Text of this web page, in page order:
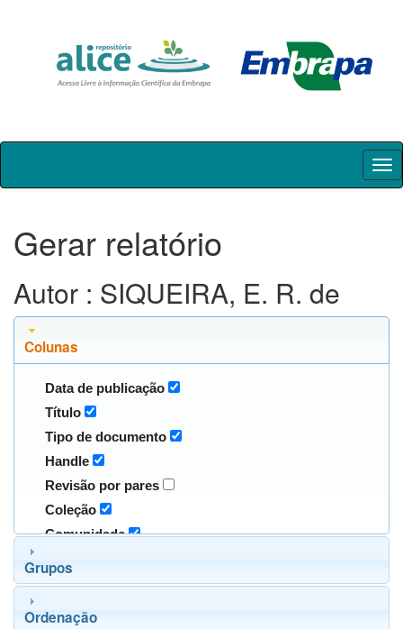
Skip
Gerar relatório
Autor : SIQUEIRA, E. R. de
Colunas
Data de publicação
Título
Tipo de documento
Handle
Revisão por pares
Coleção
Comunidade
Grupos
Ordenação